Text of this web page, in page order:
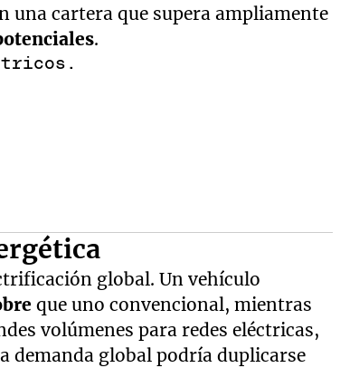
una cartera que supera ampliamente
.
global. Un vehículo
que uno convencional, mientras
volúmenes para redes eléctricas,
demanda global podría duplicarse